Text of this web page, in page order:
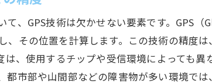
業界標準の追跡ソ
新しいドローン法
未来の紛失防止技
て、GPS技術は欠かせない要素です。
、その位置を計算します。この技術の精度
は、使用するチップや受信環境によっても
都市部や山間部などの障害物が多い環境で